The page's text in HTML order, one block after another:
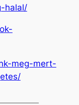
halal/
meg-mert-